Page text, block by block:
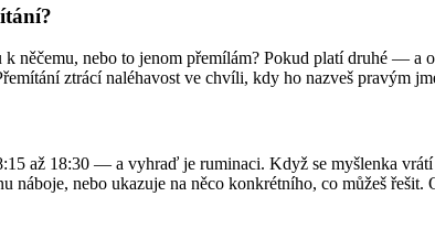
něčemu, nebo to jenom přemílám? Pokud platí druhé —
ztrácí naléhavost ve chvíli, kdy ho nazveš pravým
až 18:30 — a vyhraď je ruminaci. Když se myšlenka
náboje, nebo ukazuje na něco konkrétního, co můžeš řešit.